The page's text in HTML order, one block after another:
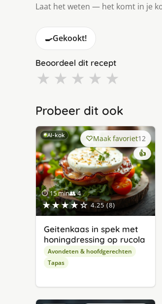
Laat het weten — het komt in je
🍳Gekookt!
Beoordeel dit recept
★ ★ ★ ★ ★
Probeer dit ook
AI-kok
⏱ 15 min👥 4
★★★★☆ 4.25 (8)
Maak favoriet12
👍
Geitenkaas in spek met
honingdressing op rucola
Avondeten & hoofdgerechten
Tapas